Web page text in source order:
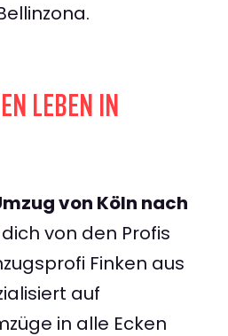
LEBEN IN
von Köln nach
dich von den Profis
Finken aus
auf
in alle Ecken